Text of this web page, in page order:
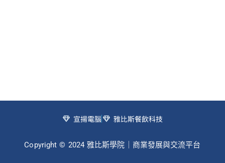
宣揚電腦 雅比斯餐飲科技
Copyright © 2024 雅比斯學院｜商業發展與交流平台